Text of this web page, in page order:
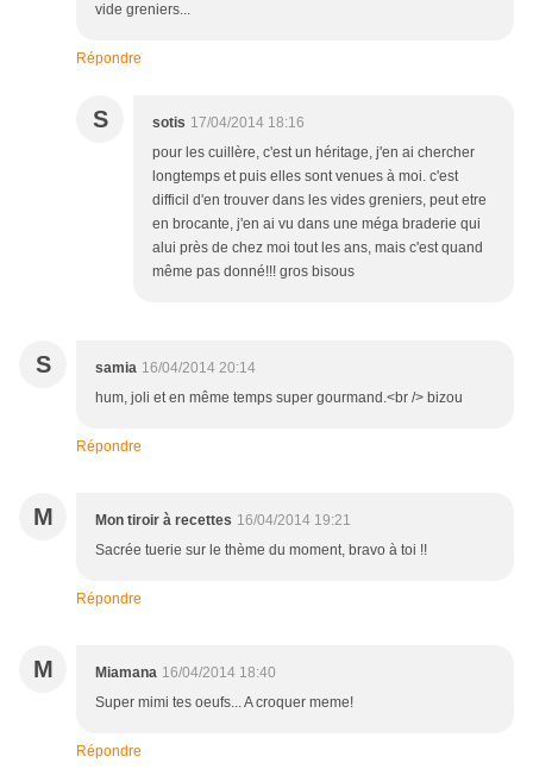
vide greniers...
Répondre
S sotis 17/04/2014 18:16
pour les cuillère, c'est un héritage, j'en ai chercher
longtemps et puis elles sont venues à moi. c'est
difficil d'en trouver dans les vides greniers, peut etre
en brocante, j'en ai vu dans une méga braderie qui
alui près de chez moi tout les ans, mais c'est quand
même pas donné!!! gros bisous
S samia 16/04/2014 20:14
hum, joli et en même temps super gourmand.<br /> bizou
Répondre
M Mon tiroir à recettes 16/04/2014 19:21
Sacrée tuerie sur le thème du moment, bravo à toi !!
Répondre
M Miamana 16/04/2014 18:40
Super mimi tes oeufs... A croquer meme!
Répondre